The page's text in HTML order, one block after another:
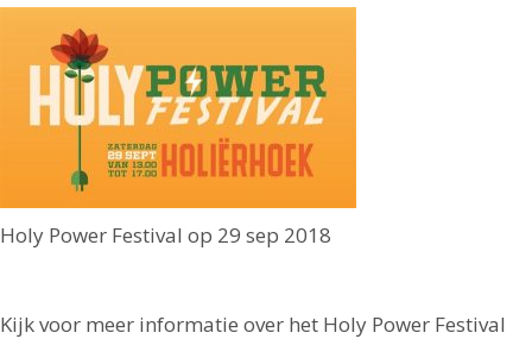
Holy Power Festival op 29 sep 2018
Kijk voor meer informatie over het Holy Power Festival